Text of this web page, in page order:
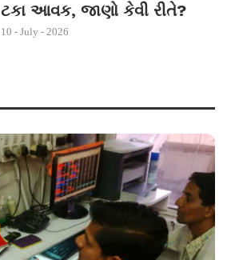
ટકા આવક, જાણો કેવી રીતે?
10 - July - 2026